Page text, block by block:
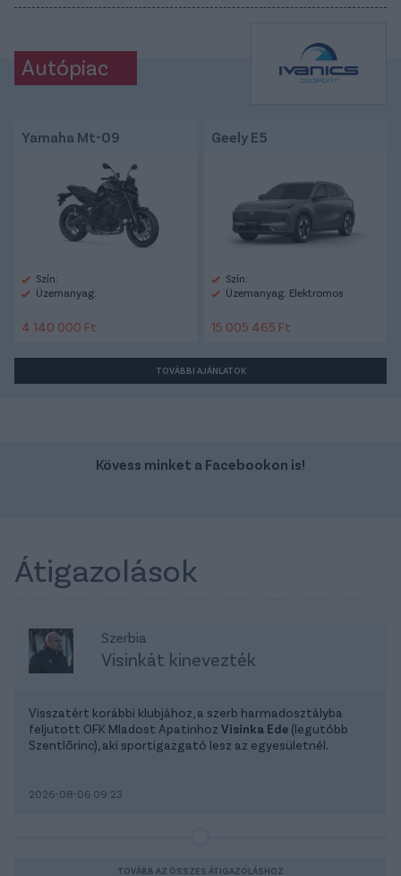
Autópiac
Yamaha Mt-09
Szín:
Üzemanyag:
4 140 000 Ft
Geely E5
Szín:
Üzemanyag: Elektromos
15 005 465 Ft
TOVÁBBI AJÁNLATOK
Kövess minket a Facebookon is!
Átigazolások
Szerbia
Visinkát kinevezték
Visszatért korábbi klubjához, a szerb harmadosztályba
feljutott OFK Mladost Apatinhoz Visinka Ede (legutóbb
Szentlőrinc), aki sportigazgató lesz az egyesületnél.
2026-08-06 09:23
TOVÁBB AZ ÖSSZES ÁTIGAZOLÁSHOZ